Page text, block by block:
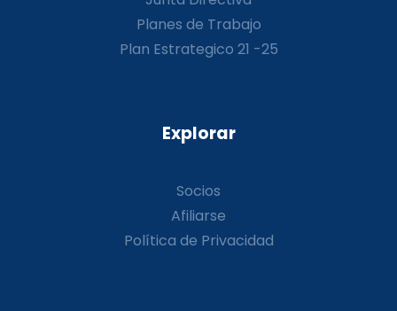
Planes de Trabajo
Plan Estrategico 21 -25
Explorar
Socios
Afiliarse
Política de Privacidad